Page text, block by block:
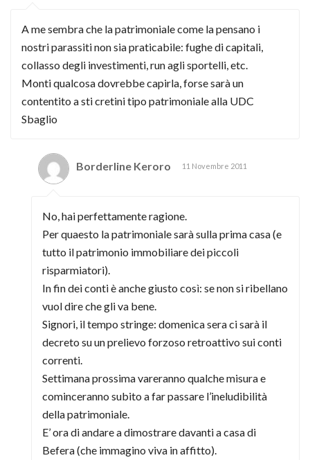
A me sembra che la patrimoniale come la pensano i
nostri parassiti non sia praticabile: fughe di capitali,
collasso degli investimenti, run agli sportelli, etc.
Monti qualcosa dovrebbe capirla, forse sarà un
contentito a sti cretini tipo patrimoniale alla UDC
Sbaglio
Borderline Keroro 11 Novembre 2011
No, hai perfettamente ragione.
Per quaesto la patrimoniale sarà sulla prima casa (e
tutto il patrimonio immobiliare dei piccoli
risparmiatori).
In fin dei conti è anche giusto così: se non si ribellano
vuol dire che gli va bene.
Signori, il tempo stringe: domenica sera ci sarà il
decreto su un prelievo forzoso retroattivo sui conti
correnti.
Settimana prossima vareranno qualche misura e
cominceranno subito a far passare l’ineludibilità
della patrimoniale.
E’ ora di andare a dimostrare davanti a casa di
Befera (che immagino viva in affitto).